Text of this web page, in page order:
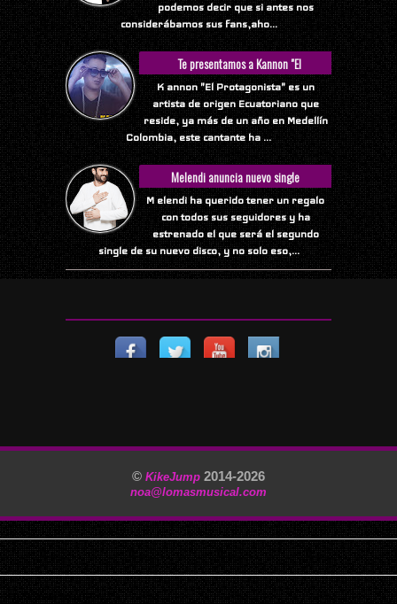
podemos decir que si antes nos
considerábamos sus fans,aho...
Te presentamos a Kannon "El
Protagonista"
K annon "El Protagonista" es un
artista de origen Ecuatoriano que
reside, ya más de un año en Medellín
Colombia, este cantante ha ...
Melendi anuncia nuevo single
M elendi ha querido tener un regalo
con todos sus seguidores y ha
estrenado el que será el segundo
single de su nuevo disco, y no solo eso,...
© KikeJump 2014-2026
noa@lomasmusical.com
11/29/2025, 3:40:57 AM